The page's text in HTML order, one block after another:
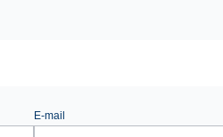
E-mail